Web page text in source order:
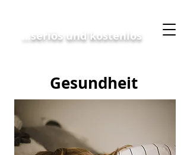
...seriös und kostenlos
Gesundheit